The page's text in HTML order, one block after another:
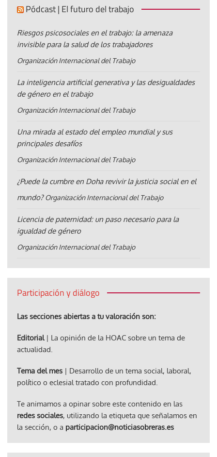
Pódcast | El futuro del trabajo
Riesgos psicosociales en el trabajo: la amenaza
invisible para la salud de los trabajadores
Organización Internacional del Trabajo
La inteligencia artificial generativa y las desigualdades
de género en el trabajo
Organización Internacional del Trabajo
Una mirada al estado del empleo mundial y sus
principales desafíos
Organización Internacional del Trabajo
¿Puede la cumbre en Doha revivir la justicia social en el
mundo? Organización Internacional del Trabajo
Licencia de paternidad: un paso necesario para la
igualdad de género
Organización Internacional del Trabajo
Participación y diálogo
Las secciones abiertas a tu valoración son:
Editorial| La opinión de la HOAC sobre un tema de
actualidad.
Tema del mes | Desarrollo de un tema social, laboral,
político o eclesial tratado con profundidad.
Te animamos a opinar sobre este contenido en las
redes sociales, utilizando la etiqueta que señalamos en
la sección, o a participacion@noticiasobreras.es